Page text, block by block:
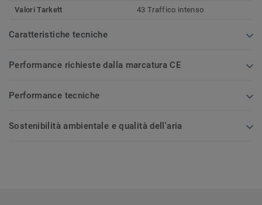
Valori Tarkett 43 Traffico intenso
Caratteristiche tecniche
Performance richieste dalla marcatura CE
Performance tecniche
Sostenibilità ambientale e qualità dell'aria